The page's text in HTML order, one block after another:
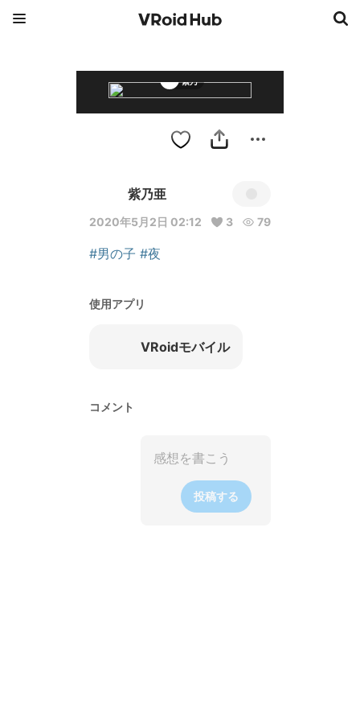
紫乃
紫乃亜
2020年5月2日 02:12 3 79
#男の子 #夜
使用アプリ
VRoidモバイル
コメント
投稿する